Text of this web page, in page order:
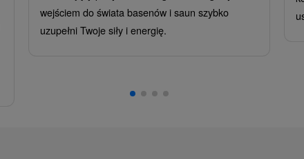
wejściem do świata basenów i saun szybko
uzupełni Twoje siły i energię.